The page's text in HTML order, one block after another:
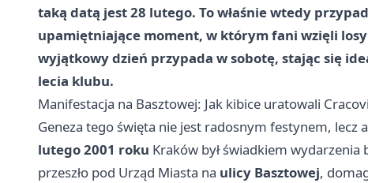
taką datą jest 28 lutego. To właśnie wtedy
upamiętniające moment, w którym fani wzięli losy
wyjątkowy dzień przypada w sobotę, stając się
lecia klubu.
Manifestacja na Basztowej: Jak kibice uratowali
Geneza tego święta nie jest radosnym festynem, lecz
lutego 2001 roku Kraków był świadkiem
przeszło pod Urząd Miasta na ulicy Basztowej,